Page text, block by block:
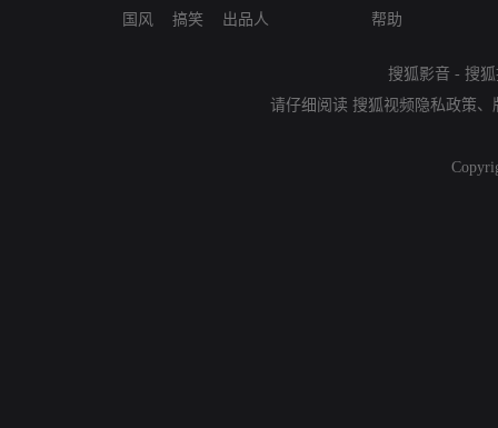
国风
搞笑
出品人
帮助
搜狐影音 - 搜
请仔细阅读 搜狐视频隐私政策、